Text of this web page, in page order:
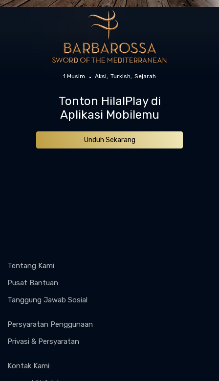
1 Musim Aksi Turkish Sejarah
Tonton HilalPlay di
Aplikasi Mobilemu
Unduh Sekarang
Tentang Kami
Pusat Bantuan
Tanggung Jawab Sosial
Persyaratan Penggunaan
Privasi & Persyaratan
Kontak Kami: